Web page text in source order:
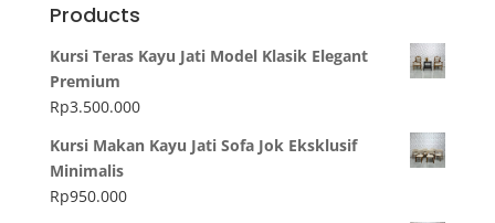
Products
Kursi Teras Kayu Jati Model Klasik Elegant
Premium
Rp3.500.000
Kursi Makan Kayu Jati Sofa Jok Eksklusif
Minimalis
Rp950.000